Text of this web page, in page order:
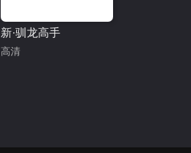
新·驯龙高手
高清